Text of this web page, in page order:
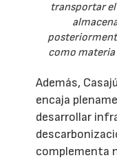
transportar el
como
Además,
encaja
desarrollar
complementa